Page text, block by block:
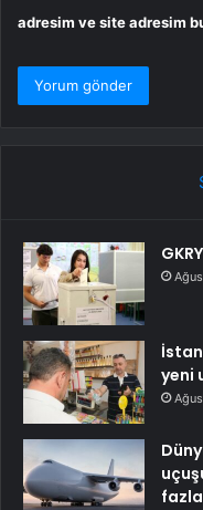
adresim ve site adresim
yeni